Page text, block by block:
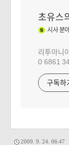
초유스
시사분
리투아니
0 6861
구독하
2009. 9. 24. 06:47